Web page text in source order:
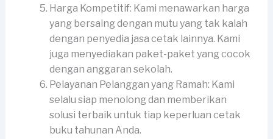
Harga Kompetitif: Kami menawarkan harga
yang bersaing dengan mutu yang tak kalah
dengan penyedia jasa cetak lainnya. Kami
juga menyediakan paket-paket yang cocok
dengan anggaran sekolah.
Pelayanan Pelanggan yang Ramah: Kami
selalu siap menolong dan memberikan
solusi terbaik untuk tiap keperluan cetak
buku tahunan Anda.